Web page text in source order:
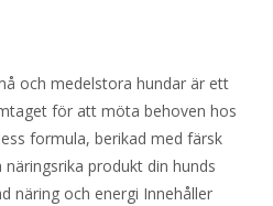
och medelstora hundar är ett
för att möta behoven hos
formula, berikad med färsk
produkt din hunds
näring och energi Innehåller